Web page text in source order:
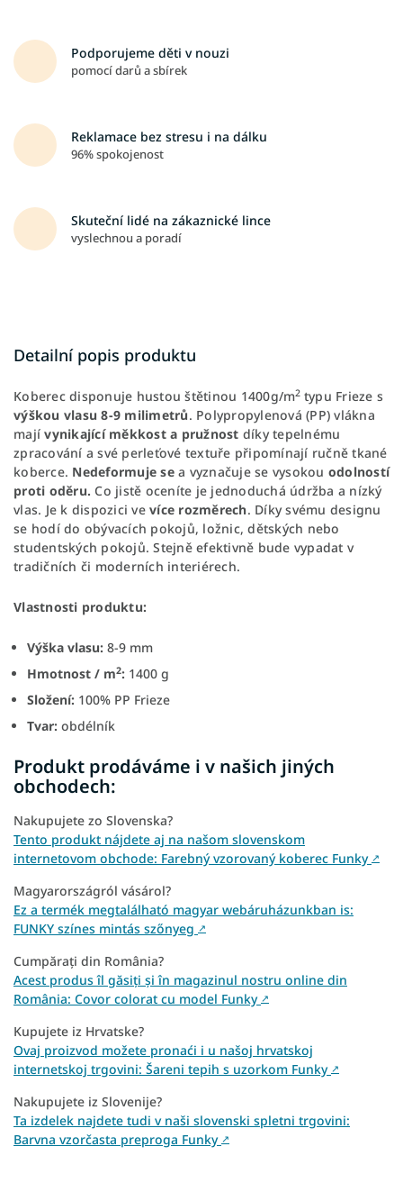
Podporujeme děti v nouzi
pomocí darů a sbírek
Reklamace bez stresu i na dálku
96% spokojenost
Skuteční lidé na zákaznické lince
vyslechnou a poradí
Detailní popis produktu
Koberec disponuje hustou štětinou 1400g/m2 typu Frieze s
výškou vlasu 8-9 milimetrů. Polypropylenová (PP) vlákna
majívynikající měkkost a pružnost díky tepelnému
zpracování a své perleťové textuře připomínají ručně tkané
koberce. Nedeformuje se a vyznačuje se vysokou odolností
proti oděru. Co jistě oceníte je jednoduchá údržba a nízký
vlas. Je k dispozici ve více rozměrech. Díky svému designu
se hodí do obývacích pokojů, ložnic, dětských nebo
studentských pokojů. Stejně efektivně bude vypadat v
tradičních či moderních interiérech.
Vlastnosti produktu:
Výška vlasu: 8-9 mm
Hmotnost / m2: 1400 g
Složení: 100% PP Frieze
Tvar: obdélník
Produkt prodáváme i v našich jiných
obchodech:
Nakupujete zo Slovenska?
Tento produkt nájdete aj na našom slovenskom
internetovom obchode: Farebný vzorovaný koberec Funky ↗
Magyarországról vásárol?
Ez a termék megtalálható magyar webáruházunkban is:
FUNKY színes mintás szőnyeg ↗
Cumpărați din România?
Acest produs îl găsiți și în magazinul nostru online din
România: Covor colorat cu model Funky ↗
Kupujete iz Hrvatske?
Ovaj proizvod možete pronaći i u našoj hrvatskoj
internetskoj trgovini: Šareni tepih s uzorkom Funky ↗
Nakupujete iz Slovenije?
Ta izdelek najdete tudi v naši slovenski spletni trgovini:
Barvna vzorčasta preproga Funky ↗